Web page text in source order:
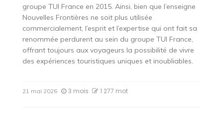
groupe TUI France en 2015. Ainsi, bien que l’enseigne
Nouvelles Frontières ne soit plus utilisée
commercialement, l’esprit et l’expertise qui ont fait sa
renommée perdurent au sein du groupe TUI France,
offrant toujours aux voyageurs la possibilité de vivre
des expériences touristiques uniques et inoubliables.
21 mai 2026 3 mois 1 277 mot